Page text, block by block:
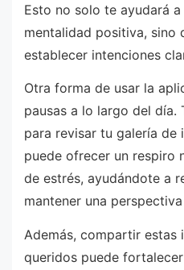
Esto no solo te ayudará
mentalidad positiva, sino
establecer intenciones
Otra forma de usar la
pausas a lo largo del día.
para revisar tu galería de
puede ofrecer un respiro
de estrés, ayudándote a
mantener una
Además, compartir estas
queridos puede